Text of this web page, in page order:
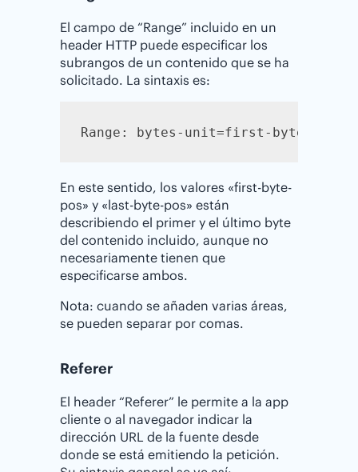
El campo de “Range” incluido en un
header HTTP puede especificar los
subrangos de un contenido que se ha
solicitado. La sintaxis es:
Range: bytes-unit=first-byte-pos
En este sentido, los valores «first-byte-
pos» y «last-byte-pos» están
describiendo el primer y el último byte
del contenido incluido, aunque no
necesariamente tienen que
especificarse ambos.
Nota: cuando se añaden varias áreas,
se pueden separar por comas.
Referer
El header “Referer” le permite a la app
cliente o al navegador indicar la
dirección URL de la fuente desde
donde se está emitiendo la petición.